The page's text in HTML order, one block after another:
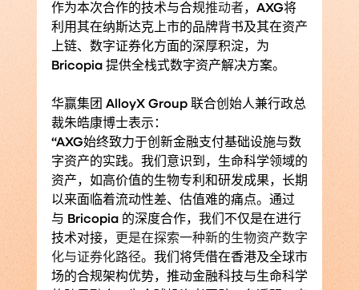
作为本次合作的技术与合规推动者，AXG将
利用其在纳斯达克上市的品牌背书及其在资产
上链、数字证券化方面的深厚积淀，为
Bricopia 提供全栈式数字资产解决方案。
华赢集团 AlloyX Group 联合创始人兼行政总
裁朱皓康博士表示：
“AXG始终致力于创新金融支付基础设施与数
字资产的实践。我们意识到，生命科学领域的
资产，如高价值的生物专利和研发成果，长期
以来面临着流动性差、估值难的痛点。通过
与 Bricopia 的深度合作，我们不仅是在进行
技术对接，
更是在探索一种新的生物资产数字
化与证券化路径。我们将凭借在香港及全球市
场的合规架构优势，推动金融科技与生命科学